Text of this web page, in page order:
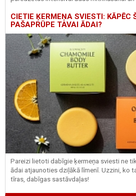
CIETIE ĶERMEŅA SVIESTI: KĀPĒC
PAŠAPRŪPE TAVAI ĀDAI?
Pareizi lietoti dabīgie ķermeņa sviesti ne
ādai atjaunoties dziļākā līmenī. Uzzini, ko
tīras, dabīgas sastāvdaļas!